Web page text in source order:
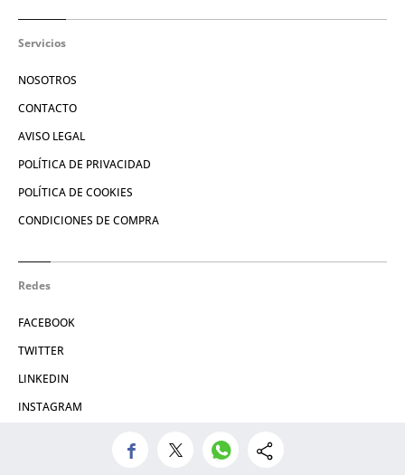
Servicios
NOSOTROS
CONTACTO
AVISO LEGAL
POLÍTICA DE PRIVACIDAD
POLÍTICA DE COOKIES
CONDICIONES DE COMPRA
Redes
FACEBOOK
TWITTER
LINKEDIN
INSTAGRAM